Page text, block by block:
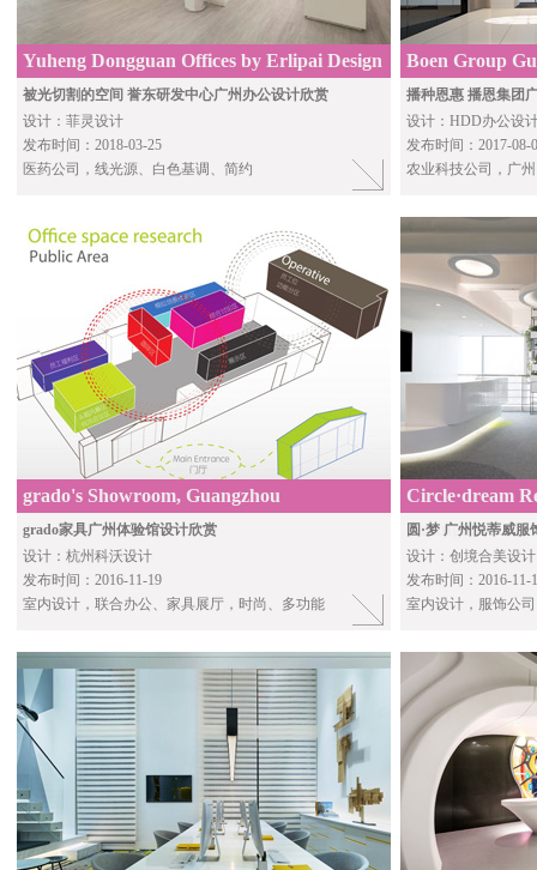
Yuheng Dongguan Offices by Erlipai Design
被光切割的空间 誉东研发中心广州办公设计欣赏
设计：菲灵设计
发布时间：2018-03-25
医药公司，线光源、白色基调、简约
Boen Group
播种恩惠 播恩集团
设计：HDD办公设
发布时间：2017-08-
农业科技公司，广
grado's Showroom, Guangzhou
grado家具广州体验馆设计欣赏
设计：杭州科沃设计
发布时间：2016-11-19
室内设计，联合办公、家具展厅，时尚、多功能
Circle·dream
Guangzhou
圆·梦 广州悦蒂威
设计：创境合美设计
发布时间：2016-11-
室内设计，服饰公